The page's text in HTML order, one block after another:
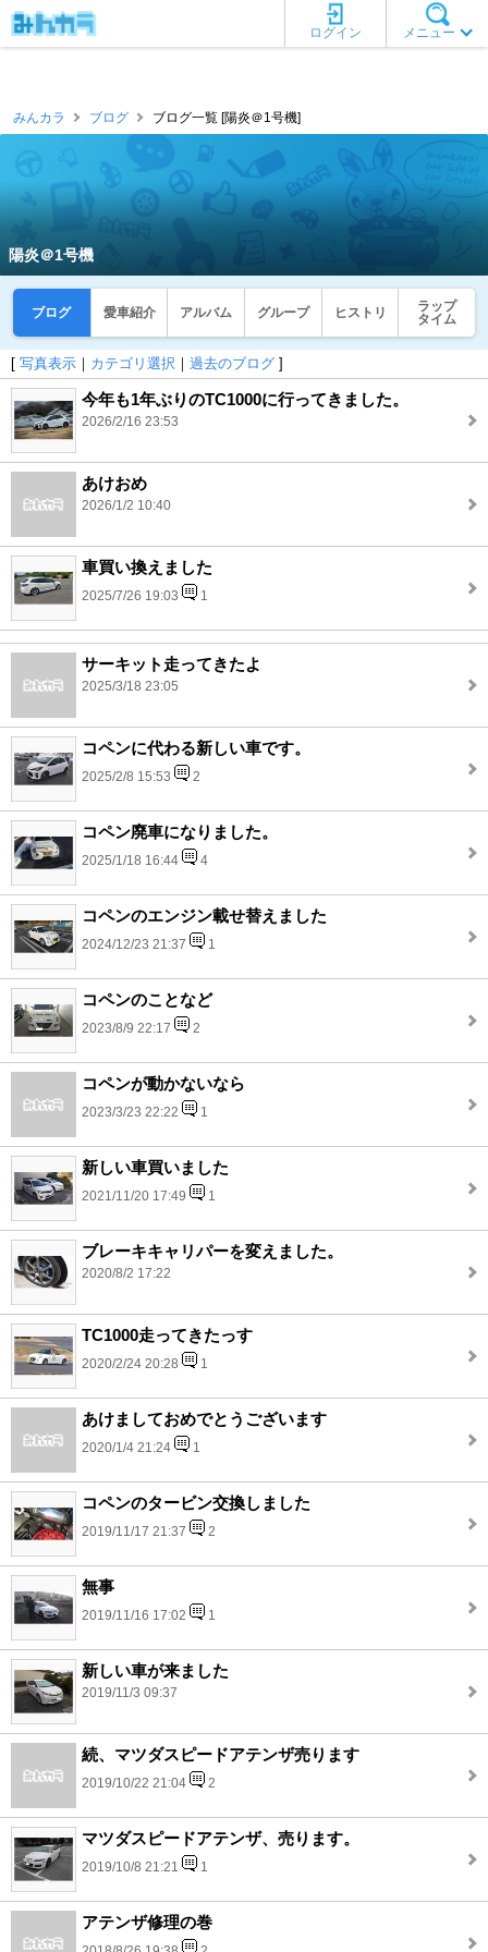
メニュー
ログイン
みんカラ ブログ ブログ一覧 [陽炎＠1号機]
陽炎＠1号機
ブログ 愛車紹介 アルバム グループ ヒストリ
ラップ
タイム
[ 写真表示 ｜ カテゴリ選択 ｜ 過去のブログ ]
今年も1年ぶりのTC1000に行ってきました。
2026/2/16 23:53
あけおめ
2026/1/2 10:40
車買い換えました
2025/7/26 19:03 1
サーキット走ってきたよ
2025/3/18 23:05
コペンに代わる新しい車です。
2025/2/8 15:53 2
コペン廃車になりました。
2025/1/18 16:44 4
コペンのエンジン載せ替えました
2024/12/23 21:37 1
コペンのことなど
2023/8/9 22:17 2
コペンが動かないなら
2023/3/23 22:22 1
新しい車買いました
2021/11/20 17:49 1
ブレーキキャリパーを変えました。
2020/8/2 17:22
TC1000走ってきたっす
2020/2/24 20:28 1
あけましておめでとうございます
2020/1/4 21:24 1
コペンのタービン交換しました
2019/11/17 21:37 2
無事
2019/11/16 17:02 1
新しい車が来ました
2019/11/3 09:37
続、マツダスピードアテンザ売ります
2019/10/22 21:04 2
マツダスピードアテンザ、売ります。
2019/10/8 21:21 1
アテンザ修理の巻